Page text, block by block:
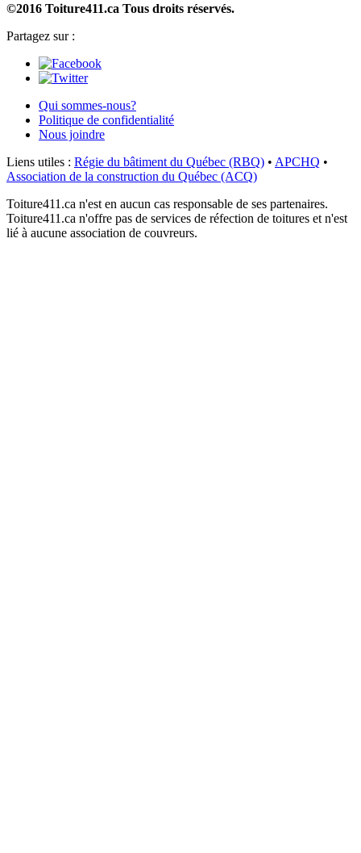
©2016 Toiture411.ca Tous droits réservés.
Partagez sur :
Qui sommes-nous?
Politique de confidentialité
Nous joindre
Liens utiles : Régie du bâtiment du Québec (RBQ) • APCHQ •
Association de la construction du Québec (ACQ)
Toiture411.ca n'est en aucun cas responsable de ses partenaires.
Toiture411.ca n'offre pas de services de réfection de toitures et n'est
lié à aucune association de couvreurs.